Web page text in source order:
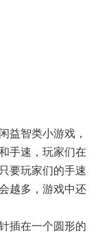
益智类小游戏，
手速，玩家们在
要玩家们的手速
越多，游戏中还
插在一个圆形的